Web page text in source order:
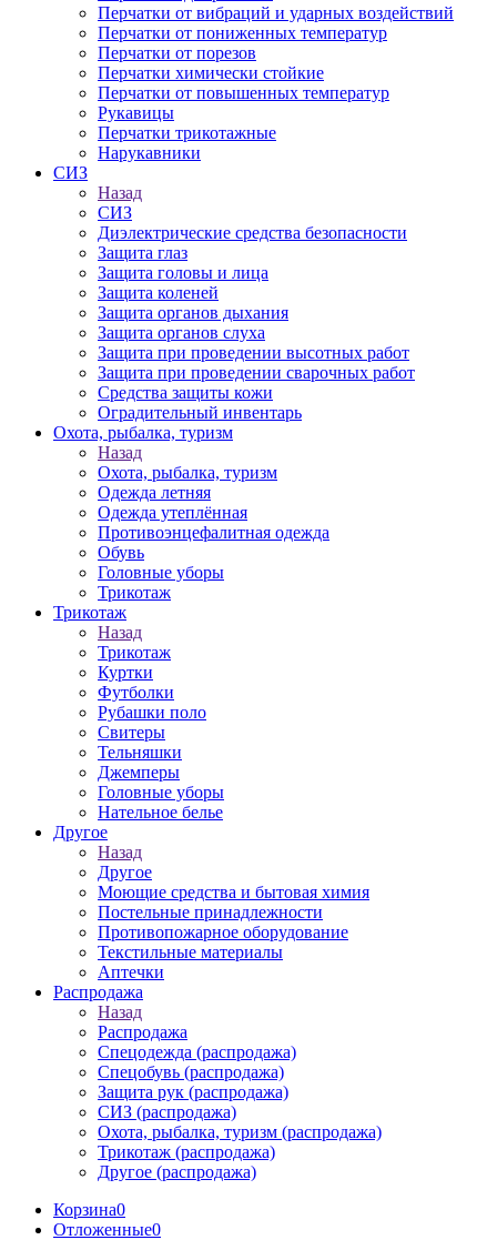
Перчатки от вибраций и ударных воздействий
Перчатки от пониженных температур
Перчатки от порезов
Перчатки химически стойкие
Перчатки от повышенных температур
Рукавицы
Перчатки трикотажные
Нарукавники
СИЗ
Назад
СИЗ
Диэлектрические средства безопасности
Защита глаз
Защита головы и лица
Защита коленей
Защита органов дыхания
Защита органов слуха
Защита при проведении высотных работ
Защита при проведении сварочных работ
Средства защиты кожи
Оградительный инвентарь
Охота, рыбалка, туризм
Назад
Охота, рыбалка, туризм
Одежда летняя
Одежда утеплённая
Противоэнцефалитная одежда
Обувь
Головные уборы
Трикотаж
Трикотаж
Назад
Трикотаж
Куртки
Футболки
Рубашки поло
Свитеры
Тельняшки
Джемперы
Головные уборы
Нательное белье
Другое
Назад
Другое
Моющие средства и бытовая химия
Постельные принадлежности
Противопожарное оборудование
Текстильные материалы
Аптечки
Распродажа
Назад
Распродажа
Спецодежда (распродажа)
Спецобувь (распродажа)
Защита рук (распродажа)
СИЗ (распродажа)
Охота, рыбалка, туризм (распродажа)
Трикотаж (распродажа)
Другое (распродажа)
Корзина0
Отложенные0